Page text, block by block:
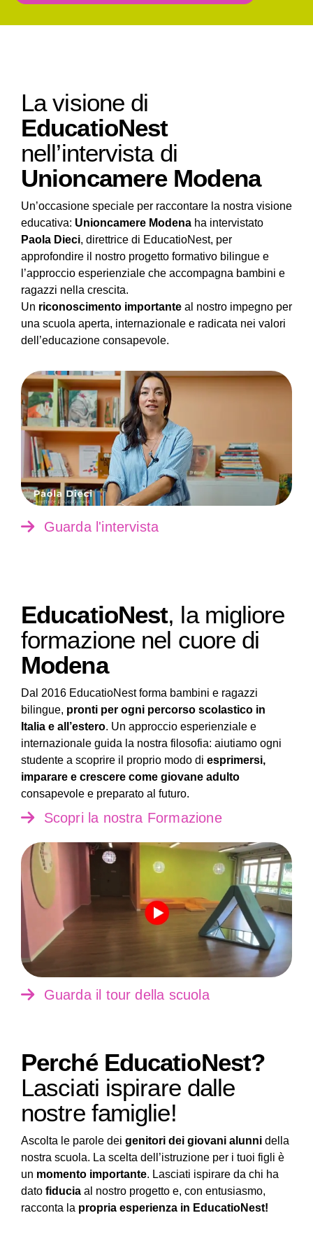
La visione di
EducatioNest
nell’intervista di
Unioncamere Modena
Un’occasione speciale per raccontare la nostra visione
educativa: Unioncamere Modena ha intervistato
Paola Dieci, direttrice di EducatioNest, per
approfondire il nostro progetto formativo bilingue e
l’approccio esperienziale che accompagna bambini e
ragazzi nella crescita.
Un riconoscimento importante al nostro impegno per
una scuola aperta, internazionale e radicata nei valori
dell’educazione consapevole.
Guarda l'intervista
EducatioNest, la migliore
formazione nel cuore di
Modena
Dal 2016 EducatioNest forma bambini e ragazzi
bilingue, pronti per ogni percorso scolastico in
Italia e all’estero. Un approccio esperienziale e
internazionale guida la nostra filosofia: aiutiamo ogni
studente a scoprire il proprio modo di esprimersi,
imparare e crescere come giovane adulto
consapevole e preparato al futuro.
Scopri la nostra Formazione
Guarda il tour della scuola
Perché EducatioNest?
Lasciati ispirare dalle
nostre famiglie!
Ascolta le parole dei genitori dei giovani alunni della
nostra scuola. La scelta dell’istruzione per i tuoi figli è
un momento importante. Lasciati ispirare da chi ha
dato fiducia al nostro progetto e, con entusiasmo,
racconta la propria esperienza in EducatioNest!